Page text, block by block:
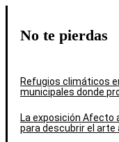
No te pierdas
Refugios climáticos
municipales donde
La exposición Afecto
para descubrir el arte